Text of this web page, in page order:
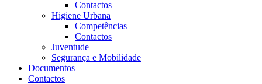
Contactos
Higiene Urbana
Competências
Contactos
Juventude
Segurança e Mobilidade
Documentos
Contactos